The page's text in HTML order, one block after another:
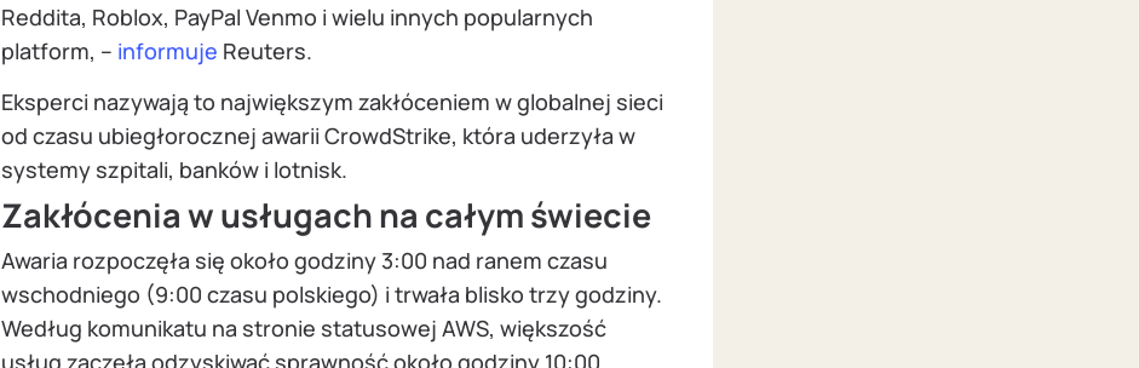
Reddita, Roblox, PayPal Venmo i wielu innych popularnych
platform, – informuje Reuters.
Eksperci nazywają to największym zakłóceniem w globalnej sieci
od czasu ubiegłorocznej awarii CrowdStrike, która uderzyła w
systemy szpitali, banków i lotnisk.
Zakłócenia w usługach na całym świecie
Awaria rozpoczęła się około godziny 3:00 nad ranem czasu
wschodniego (9:00 czasu polskiego) i trwała blisko trzy godziny.
Według komunikatu na stronie statusowej AWS, większość
usług zaczęła odzyskiwać sprawność około godziny 10:00